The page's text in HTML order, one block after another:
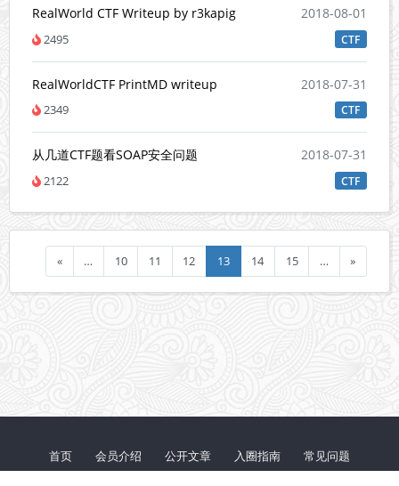
RealWorld CTF Writeup by r3kapig 2018-08-01
2495 CTF
RealWorldCTF PrintMD writeup 2018-07-31
2349 CTF
从几道CTF题看SOAP安全问题 2018-07-31
2122 CTF
« … 10 11 12 13 14 15 … »
首页 会员介绍 公开文章 入圈指南 常见问题